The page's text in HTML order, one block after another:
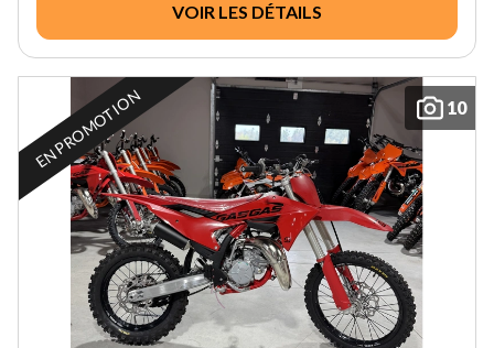
VOIR LES DÉTAILS
10
EN PROMOTION